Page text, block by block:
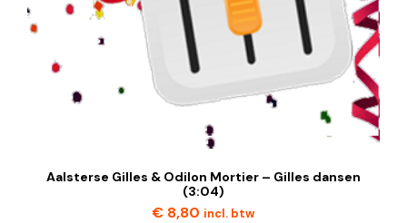
Aalsterse Gilles & Odilon Mortier – Gilles dansen
(3:04)
€ 8,80 incl. btw